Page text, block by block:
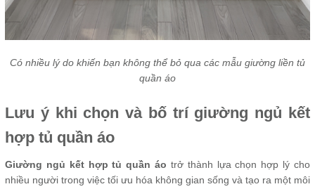
Có nhiều lý do khiến bạn không thể bỏ qua các mẫu giường liền tủ
quần áo
Lưu ý khi chọn và bố trí giường ngủ kết
hợp tủ quần áo
Giường ngủ kết hợp tủ quần áo trở thành lựa chọn hợp lý cho
nhiều người trong việc tối ưu hóa không gian sống và tạo ra một môi